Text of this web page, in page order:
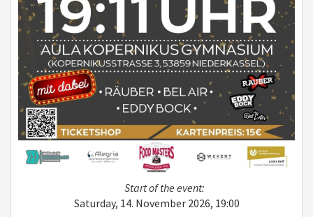
Start of the event:
Saturday, 14. November 2026, 19:00